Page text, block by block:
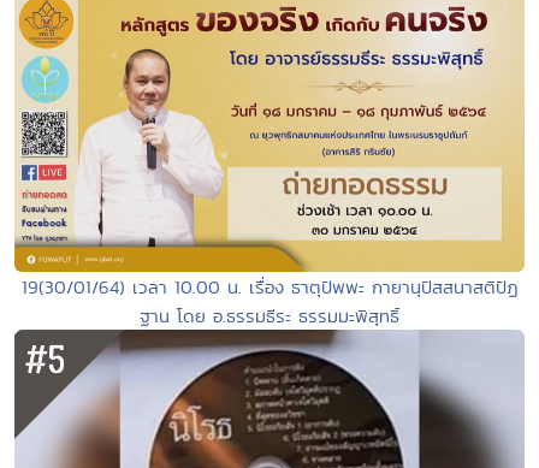
19(30/01/64) เวลา 10.00 น. เรื่อง ธาตุปัพพะ กายานุปัสสนาสติปัฏ
ฐาน โดย อ.ธรรมธีระ ธรรมมะพิสุทธิ์